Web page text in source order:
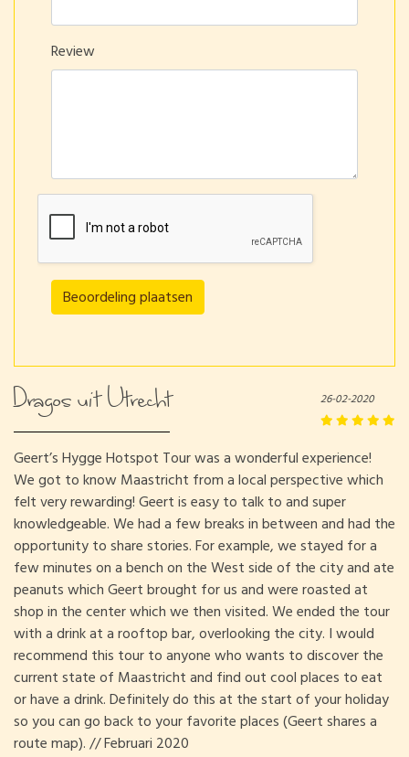
Review
Beoordeling plaatsen
Dragos uit Utrecht 26-02-2020
Geert’s Hygge Hotspot Tour was a wonderful experience!
We got to know Maastricht from a local perspective which
felt very rewarding! Geert is easy to talk to and super
knowledgeable. We had a few breaks in between and had the
opportunity to share stories. For example, we stayed for a
few minutes on a bench on the West side of the city and ate
peanuts which Geert brought for us and were roasted at
shop in the center which we then visited. We ended the tour
with a drink at a rooftop bar, overlooking the city. I would
recommend this tour to anyone who wants to discover the
current state of Maastricht and find out cool places to eat
or have a drink. Definitely do this at the start of your holiday
so you can go back to your favorite places (Geert shares a
route map). // Februari 2020